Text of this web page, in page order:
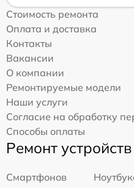
Стоимость ремонта
Оплата и доставка
Контакты
Вакансии
О компании
Ремонтируемые модели
Наши услуги
Согласие на обработку
Способы оплаты
Ремонт устройств
Смартфонов